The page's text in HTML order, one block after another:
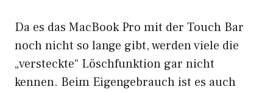
Da es das MacBook Pro mit der Touch Bar
noch nicht so lange gibt, werden viele die
„versteckte“ Löschfunktion gar nicht
kennen. Beim Eigengebrauch ist es auch